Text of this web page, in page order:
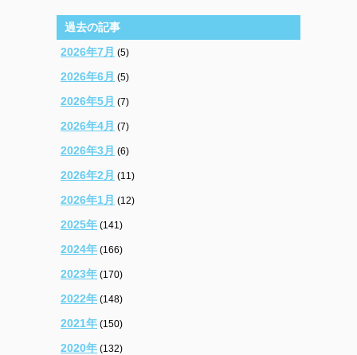
過去の記事
2026年7月 (5)
2026年6月 (5)
2026年5月 (7)
2026年4月 (7)
2026年3月 (6)
2026年2月 (11)
2026年1月 (12)
2025年 (141)
2024年 (166)
2023年 (170)
2022年 (148)
2021年 (150)
2020年 (132)